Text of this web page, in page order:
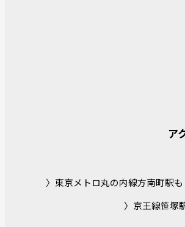
ア
〉東京メトロ丸の内線方南町駅
〉京王線笹塚